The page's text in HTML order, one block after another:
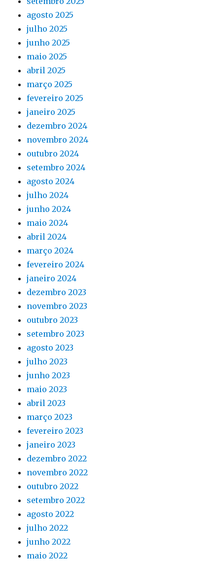
agosto 2025
julho 2025
junho 2025
maio 2025
abril 2025
março 2025
fevereiro 2025
janeiro 2025
dezembro 2024
novembro 2024
outubro 2024
setembro 2024
agosto 2024
julho 2024
junho 2024
maio 2024
abril 2024
março 2024
fevereiro 2024
janeiro 2024
dezembro 2023
novembro 2023
outubro 2023
setembro 2023
agosto 2023
julho 2023
junho 2023
maio 2023
abril 2023
março 2023
fevereiro 2023
janeiro 2023
dezembro 2022
novembro 2022
outubro 2022
setembro 2022
agosto 2022
julho 2022
junho 2022
maio 2022